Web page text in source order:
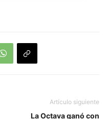
Artículo siguiente
La Octava ganó con